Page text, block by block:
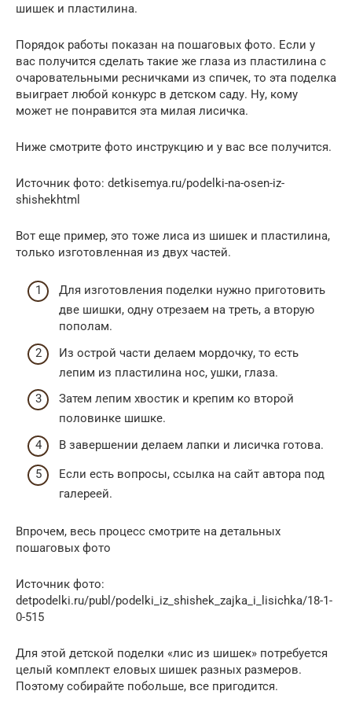
шишек и пластилина.
Порядок работы показан на пошаговых фото. Если у
вас получится сделать такие же глаза из пластилина с
очаровательными ресничками из спичек, то эта поделка
выиграет любой конкурс в детском саду. Ну, кому
может не понравится эта милая лисичка.
Ниже смотрите фото инструкцию и у вас все получится.
Источник фото: detkisemya.ru/podelki-na-osen-iz-
shishekhtml
Вот еще пример, это тоже лиса из шишек и пластилина,
только изготовленная из двух частей.
Для изготовления поделки нужно приготовить
две шишки, одну отрезаем на треть, а вторую
пополам.
Из острой части делаем мордочку, то есть
лепим из пластилина нос, ушки, глаза.
Затем лепим хвостик и крепим ко второй
половинке шишке.
В завершении делаем лапки и лисичка готова.
Если есть вопросы, ссылка на сайт автора под
галереей.
Впрочем, весь процесс смотрите на детальных
пошаговых фото
Источник фото:
detpodelki.ru/publ/podelki_iz_shishek_zajka_i_lisichka/18-1-
0-515
Для этой детской поделки «лис из шишек» потребуется
целый комплект еловых шишек разных размеров.
Поэтому собирайте побольше, все пригодится.